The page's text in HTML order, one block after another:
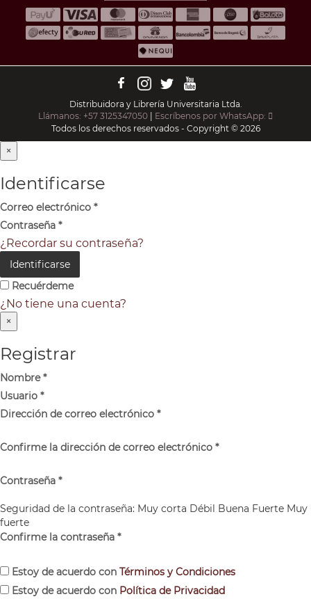
Distribuidora y Librería Universitaria Ltda.
Llámanos: +57 3125347050 | Escríbenos por WhatsApp:
Todos los derechos reservados - Copyright © 2026
×
Identificarse
Correo electrónico *
Contraseña *
¿Recordar su contraseña?
Identificarse
Recuérdeme
¿No tiene una cuenta?
×
Registrar
Nombre*
Usuario *
Dirección de correo electrónico *
Confirme la dirección de correo electrónico *
Contraseña *
Seguridad de la contraseña: Muy corta Débil Buena Fuerte Muy
fuerte
Confirme la contraseña *
Estoy de acuerdo con Términos y Condiciones
Estoy de acuerdo con Política de Privacidad